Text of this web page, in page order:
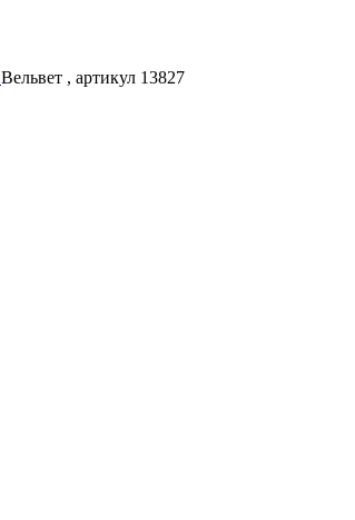
Вельвет , артикул 13827